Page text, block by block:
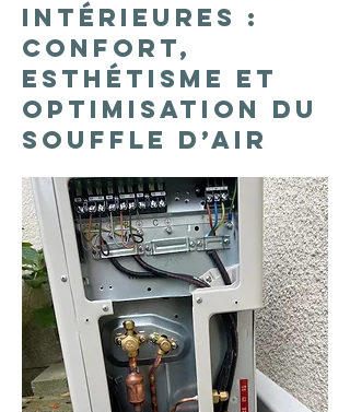
intérieures :
confort,
esthétisme et
optimisation du
souffle d’air